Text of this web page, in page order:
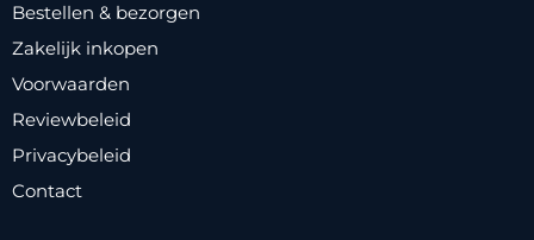
Bestellen & bezorgen
Zakelijk inkopen
Voorwaarden
Reviewbeleid
Privacybeleid
Contact